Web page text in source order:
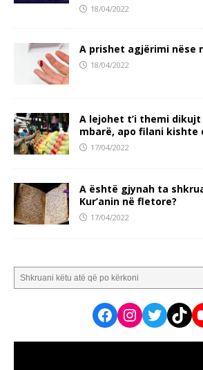
18/04/2022
A prishet agjërimi nëse
18/04/2022
A lejohet t’i themi dikujt
mbarë, apo filani kishte
17/04/2022
A është gjynah ta
Kur’anin në fletore?
17/04/2022